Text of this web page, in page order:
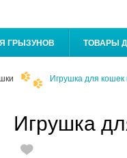
ГРЫЗУНОВ ТОВАРЫ
Игрушка для
Игрушка